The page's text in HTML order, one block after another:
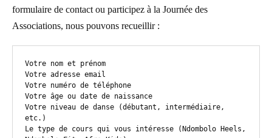
formulaire de contact ou participez à la Journée des
Associations, nous pouvons recueillir :
Votre nom et prénom
Votre adresse email
Votre numéro de téléphone
Votre âge ou date de naissance
Votre niveau de danse (débutant, intermédiaire,
etc.)
Le type de cours qui vous intéresse (Ndombolo Heels,